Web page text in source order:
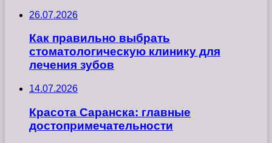
26.07.2026
Как правильно выбрать
стоматологическую клинику для
лечения зубов
14.07.2026
Красота Саранска: главные
достопримечательности